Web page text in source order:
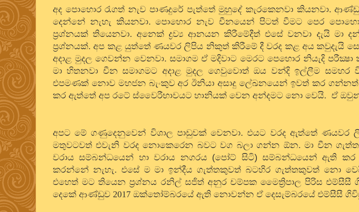
අද පොහොර රැගත් නැව පාණදුරේ පැත්තේ මුහුදේ කැරකෙනවා කියනවා.
දෙන්නේ නැහැ කියනවා. පොහොර නැව චීනයෙන් පිටත් වීමට පෙර
ප්‍රශ්නයක් තියෙනවා. අනෙක් ද්‍රව්‍ය ආනයන කිරීමේදීත් එසේ වනවා දැයි මා
ප්‍රශ්නයක්. අප කළ යුත්තේ ණයවර ලිපිය නිකුත් කිරීමේ දී වරද කළ අය කවුදැයි
අදාළ මුදල ගෙවන්න වෙනවා. සමාගම ඒ මදිවාට මෙරට පෙහොර නියැදි
මා හිතනවා චීන සමාගමට අදාළ මුදල ගෙවුවොත් ඔය වන්දි ඉල්ලීම සමහර
එපමණක් නොව මහජන බැංකුව අර ඊනියා අසාදු ලේඛනයෙන් ඉවත් කර
කර ඇත්තේ අප රටේ ස්වෛරීභාවයට හානියක් වෙන අන්දමට නො වෙයි. ඒ
අපට මේ ගණුදෙනුවෙන් විශාල පාඩුවක් වෙනවා. එයට වරද ඇත්තේ ණයවර
මතුවටවත් එවැනි වරද නොකෙරෙන බවට වග බලා ගන්න ඕන. මා චීන
වරාය සම්බන්ධයෙන් හා වරාය නගරය (පෝට් සිටි) සම්බන්ධයෙන් ඇති
කරන්නේ නැහැ. එසේ ම මා ඉන්දීය ගැත්තකුවත් බටහිර ගැත්තකුවත් නො
එහෙත් මට තියෙන ප්‍රශ්නය රනිල් සජිත් අනුර චම්පක මෛත්‍රිපාල පිරිස
දෙකේ ආණ්ඩුව 2017 ඔක්තෝම්බරයේ ඇති නොවන්න ඒ දෙසැම්බරයේ එම්සීසී